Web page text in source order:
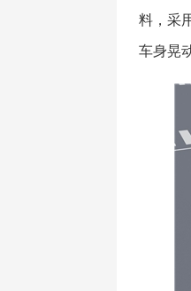
料，采
车身晃